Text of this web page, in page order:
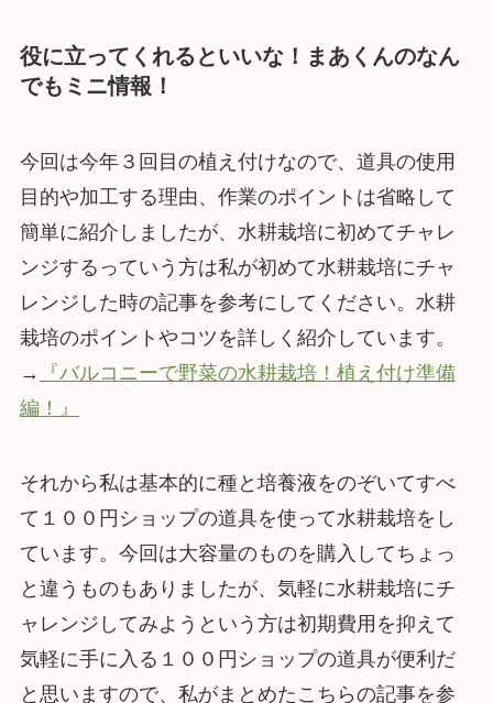
役に立ってくれるといいな！まあくんのなん
でもミニ情報！
今回は今年３回目の植え付けなので、道具の使用
目的や加工する理由、作業のポイントは省略して
簡単に紹介しましたが、水耕栽培に初めてチャレ
ンジするっていう方は私が初めて水耕栽培にチャ
レンジした時の記事を参考にしてください。水耕
栽培のポイントやコツを詳しく紹介しています。
→
『バルコニーで野菜の水耕栽培！植え付け準備
編！』
それから私は基本的に種と培養液をのぞいてすべ
て１００円ショップの道具を使って水耕栽培をし
ています。今回は大容量のものを購入してちょっ
と違うものもありましたが、気軽に水耕栽培にチ
ャレンジしてみようという方は初期費用を抑えて
気軽に手に入る１００円ショップの道具が便利だ
と思いますので、私がまとめたこちらの記事を参